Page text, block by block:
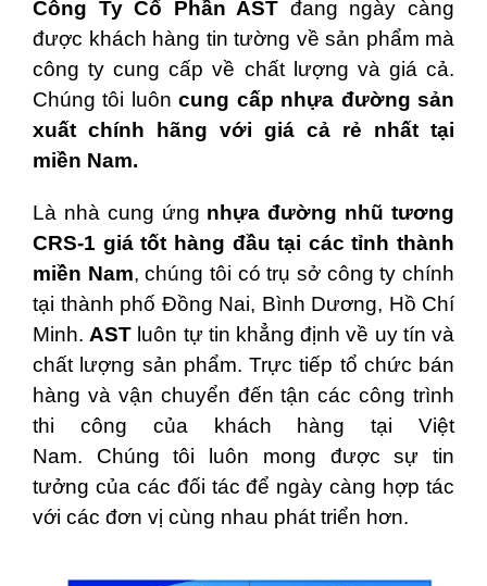
Công Ty Cổ Phần AST đang ngày càng
được khách hàng tin tường về sản phẩm mà
công ty cung cấp về chất lượng và giá cả.
Chúng tôi luôncung cấp nhựa đường sản
xuất chính hãng với giá cả rẻ nhất tại
miền Nam.
Là nhà cung ứng nhựa đường nhũ tương
CRS-1 giá tốt hàng đầu tại các tỉnh thành
miền Nam, chúng tôi có trụ sở công ty chính
tại thành phố Đồng Nai, Bình Dương, Hồ Chí
Minh. AST luôn tự tin khẳng định về uy tín và
chất lượng sản phẩm. Trực tiếp tổ chức bán
hàng và vận chuyển đến tận các công trình
thi công của khách hàng tại Việt
Nam. Chúng tôi luôn mong được sự tin
tưởng của các đối tác để ngày càng hợp tác
với các đơn vị cùng nhau phát triển hơn.